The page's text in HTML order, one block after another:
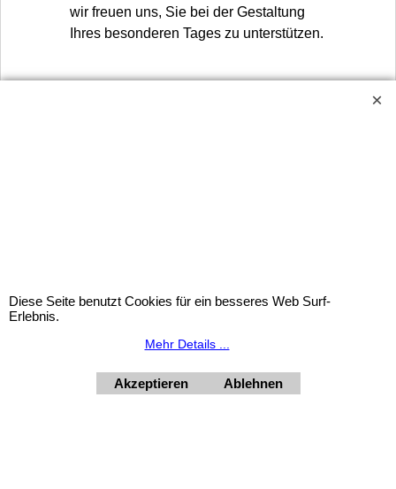
wir freuen uns, Sie bei der Gestaltung
Ihres besonderen Tages zu unterstützen.
+4369910554131
Diese Seite benutzt Cookies für ein besseres Web Surf-
Erlebnis.
Mehr Details ...
Akzeptieren Ablehnen